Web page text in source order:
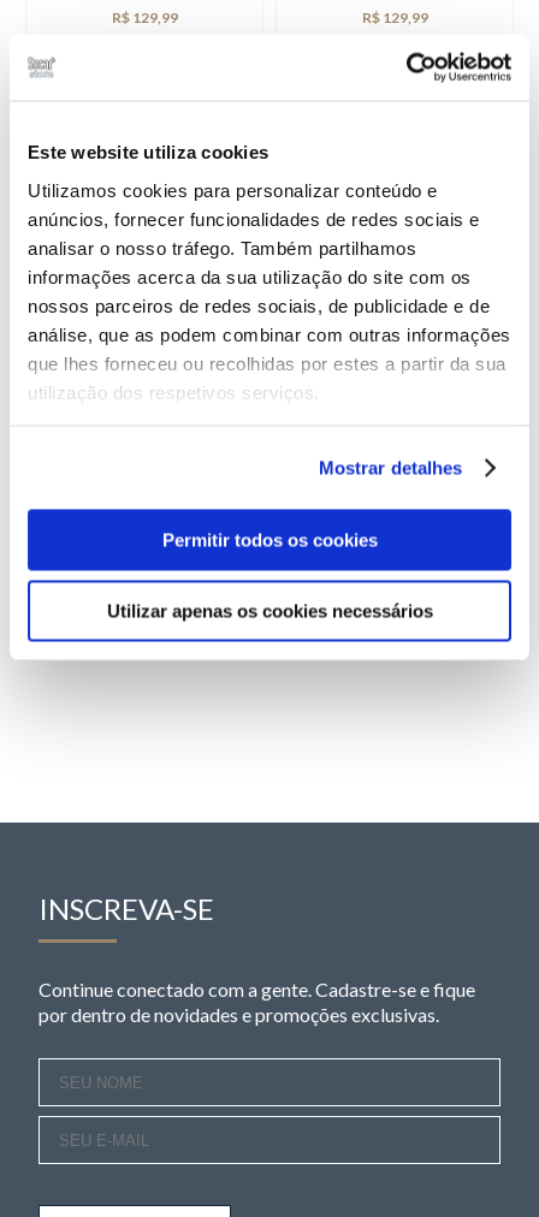
Este website utiliza cookies
Utilizamos cookies para personalizar conteúdo e
anúncios, fornecer funcionalidades de redes sociais e
analisar o nosso tráfego. Também partilhamos
informações acerca da sua utilização do site com os
nossos parceiros de redes sociais, de publicidade e de
análise, que as podem combinar com outras informações
que lhes forneceu ou recolhidas por estes a partir da sua
utilização dos respetivos serviços.
Mostrar detalhes
Permitir todos os cookies
Utilizar apenas os cookies necessários
R$ 129,99 R$ 129,99
INSTAGRAM FEED
INSCREVA-SE
Continue conectado com a gente. Cadastre-se e fique
por dentro de novidades e promoções exclusivas.